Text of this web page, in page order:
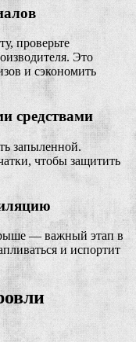
проверьте
Это
и сэкономить
средствами
запыленной.
чтобы защитить
— важный этап в
и испортит